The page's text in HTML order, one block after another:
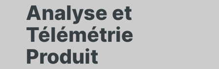
Analyse et
Télémétrie
Produit